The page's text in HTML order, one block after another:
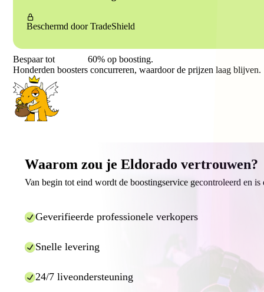
Beschermd doorTradeShield
Bespaar tot 60% op boosting.
Honderden boosters concurreren, waardoor de prijzen laag blijven.
Waarom zou je Eldorado vertrouwen?
Van begin tot eind wordt de boostingservice gecontroleerd en is
Geverifieerde professionele verkopers
Snelle levering
24/7 liveondersteuning